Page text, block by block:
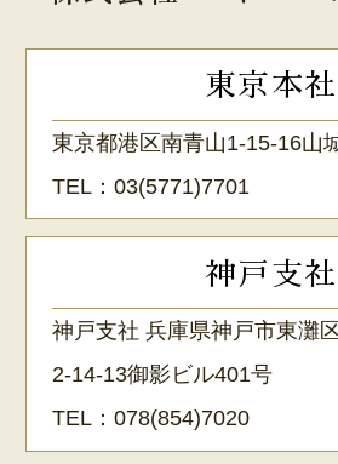
東京本社
東京都港区南青山1-15-16山
TEL：03(5771)7701
神戸支社
神戸支社 兵庫県神戸市東灘
2-14-13御影ビル401号
TEL：078(854)7020